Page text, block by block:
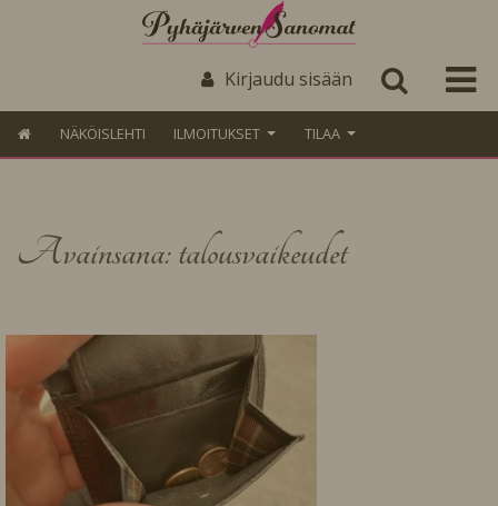
Kirjaudu sisään
NÄKÖISLEHTI ILMOITUKSET TILAA
Avainsana: talousvaikeudet